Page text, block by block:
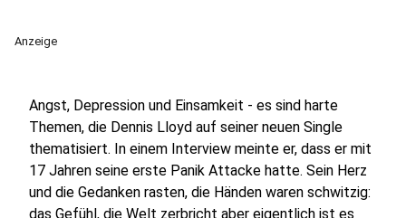
Anzeige
Angst, Depression und Einsamkeit - es sind harte
Themen, die Dennis Lloyd auf seiner neuen Single
thematisiert. In einem Interview meinte er, dass er mit
17 Jahren seine erste Panik Attacke hatte. Sein Herz
und die Gedanken rasten, die Händen waren schwitzig:
das Gefühl, die Welt zerbricht aber eigentlich ist es